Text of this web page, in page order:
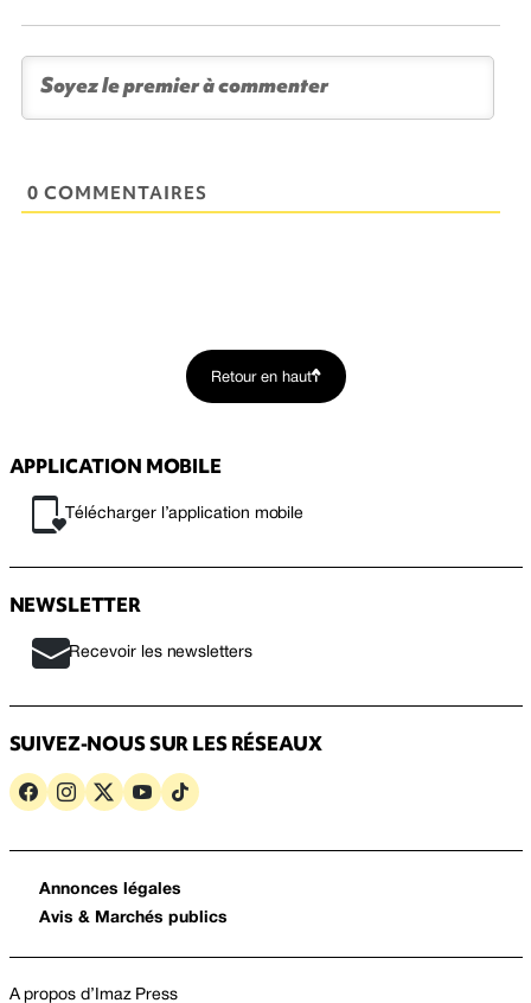
0 COMMENTAIRES
Retour en haut
APPLICATION MOBILE
Télécharger l’application mobile
NEWSLETTER
Recevoir les newsletters
SUIVEZ-NOUS SUR LES RÉSEAUX
Annonces légales
Avis & Marchés publics
A propos d’Imaz Press